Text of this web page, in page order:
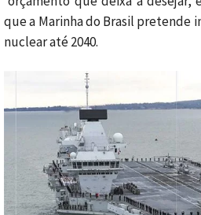
que a Marinha do Brasil pretende
nuclear até 2040.